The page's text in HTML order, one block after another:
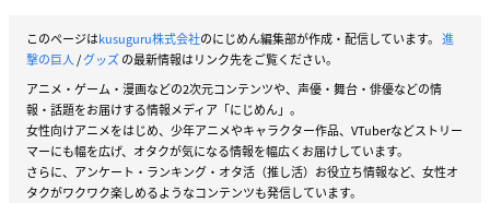
このページはkusuguru株式会社のにじめん編集部が作成・配信しています。 進
撃の巨人/グッズの最新情報はリンク先をご覧ください。
アニメ・ゲーム・漫画などの2次元コンテンツや、声優・舞台・俳優などの情
報・話題をお届けする情報メディア「にじめん」。
女性向けアニメをはじめ、少年アニメやキャラクター作品、VTuberなどストリー
マーにも幅を広げ、オタクが気になる情報を幅広くお届けしています。
さらに、アンケート・ランキング・オタ活（推し活）お役立ち情報など、女性オ
タクがワクワク楽しめるようなコンテンツも発信しています。